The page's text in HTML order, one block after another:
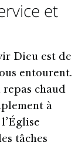
et
Dieu est de
entourent.
chaud
à
tâches